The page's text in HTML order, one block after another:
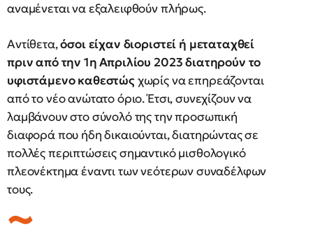
αναμένεται να εξαλειφθούν πλήρως.
Αντίθετα,όσοι είχαν διοριστεί ή μεταταχθεί
πριν από την 1η Απριλίου 2023 διατηρούν το
υφιστάμενο καθεστώςχωρίς να επηρεάζονται
από το νέο ανώτατο όριο. Έτσι, συνεχίζουν να
λαμβάνουν στο σύνολό της την προσωπική
διαφορά που ήδη δικαιούνται, διατηρώντας σε
πολλές περιπτώσεις σημαντικό μισθολογικό
πλεονέκτημα έναντι των νεότερων συναδέλφων
τους.